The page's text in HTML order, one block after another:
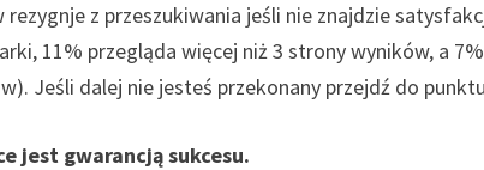
z przeszukiwania jeśli nie znajdzie
11% przegląda więcej niż 3 strony wyników, a
Jeśli dalej nie jesteś przekonany przejdź do
jest gwarancją sukcesu.